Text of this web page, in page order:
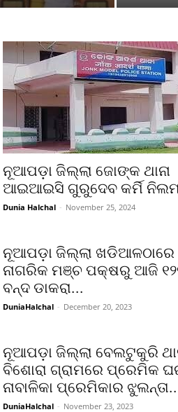
ନୂଆପଡ଼ା ଜିଲ୍ଲା ଜୋଙ୍କ ଥାନା
ଆଇଆଇସି ଗୁରୁଦେବ କର୍ମି
Dunia Halchal - November 25, 2024
ନୂଆପଡ଼ା ଜିଲ୍ଲା
ନାଗରିକ ମଞ୍ଚ ପକ୍ଷରୁ ଆଜି
ବନ୍ଦ ଡାକରା...
DuniaHalchal - December 20, 2023
ନୂଆପଡ଼ା ଜିଲ୍ଲା ବେଲଟୁକୁରି
ବିଶୋରା ଗ୍ରାମରେ ପ୍ରେମିକ
ନାବାଳିକା ପ୍ରେମିକାର
DuniaHalchal - November 23, 2023